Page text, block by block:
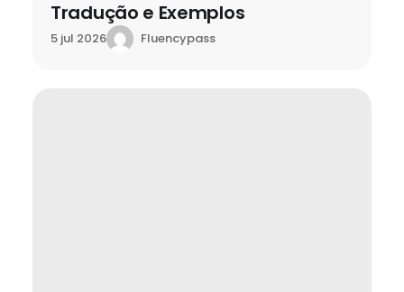
Tradução e Exemplos
5 jul 2026 Fluencypass